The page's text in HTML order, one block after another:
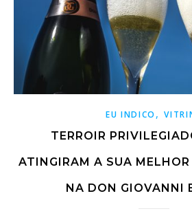
EU INDICO ,
TERROIR
ATINGIRAM A SUA MELHOR
NA DON GIOVANNI